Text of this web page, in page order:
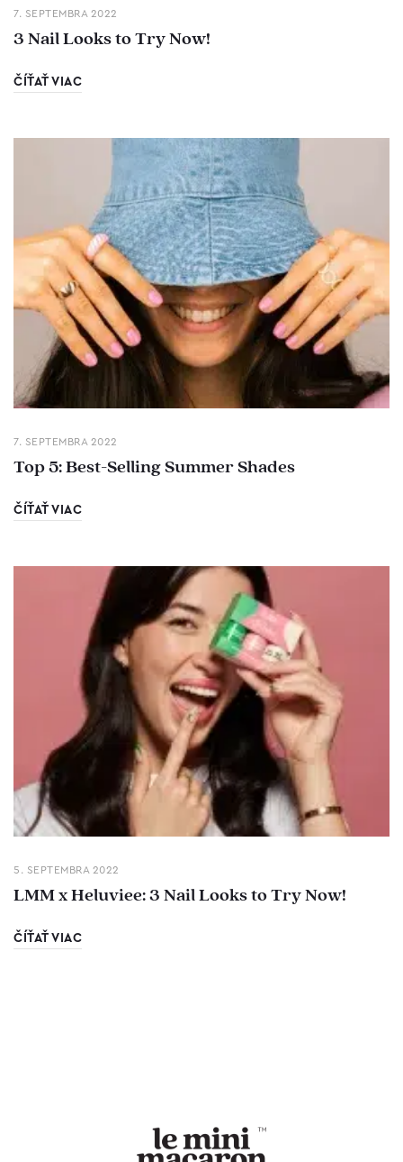
7. SEPTEMBRA 2022
3 Nail Looks to Try Now!
ČÍŤAŤ VIAC
7. SEPTEMBRA 2022
Top 5: Best-Selling Summer Shades
ČÍŤAŤ VIAC
5. SEPTEMBRA 2022
LMM x Heluviee: 3 Nail Looks to Try Now!
ČÍŤAŤ VIAC